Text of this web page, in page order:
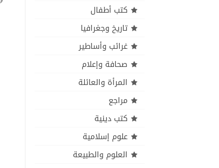
كتب أطفال
تاريخ وجغرافيا
غرائب وأساطير
صحافة وإعلام
المرأة والعائلة
مراجع
كتب دينية
علوم إسلامية
العلوم والطبيعة